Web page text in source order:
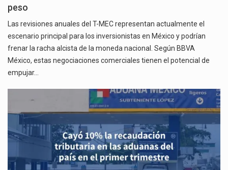
peso
Las revisiones anuales del T-MEC representan actualmente el
escenario principal para los inversionistas en México y podrían
frenar la racha alcista de la moneda nacional. Según BBVA
México, estas negociaciones comerciales tienen el potencial de
empujar…